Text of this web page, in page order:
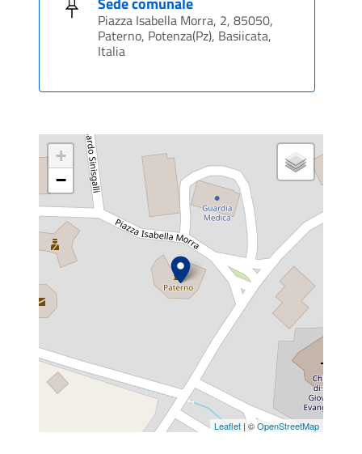
Piazza Isabella Morra, 2, 85050,
Paterno, Potenza(Pz), Basiicata,
Italia
+
−
Leaflet | ©OpenStreetMap